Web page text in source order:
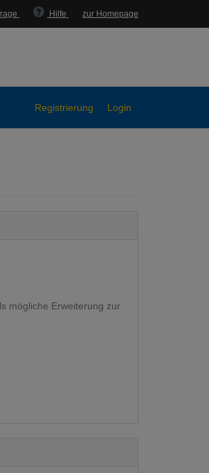
Hilfe zur Homepage
Registrierung Login
mögliche Erweiterung zur